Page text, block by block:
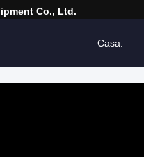
Co., Ltd.
Casa.